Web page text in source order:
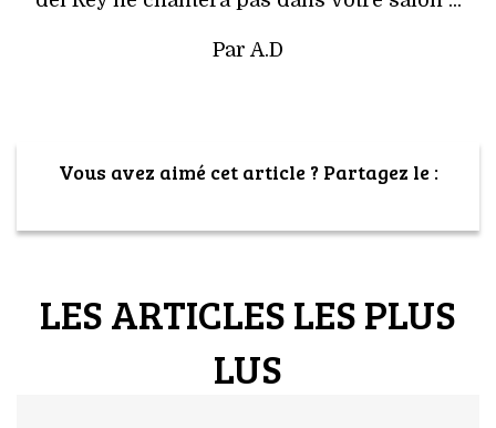
Par A.D
Vous avez aimé cet article ? Partagez le :
LES ARTICLES LES PLUS
LUS